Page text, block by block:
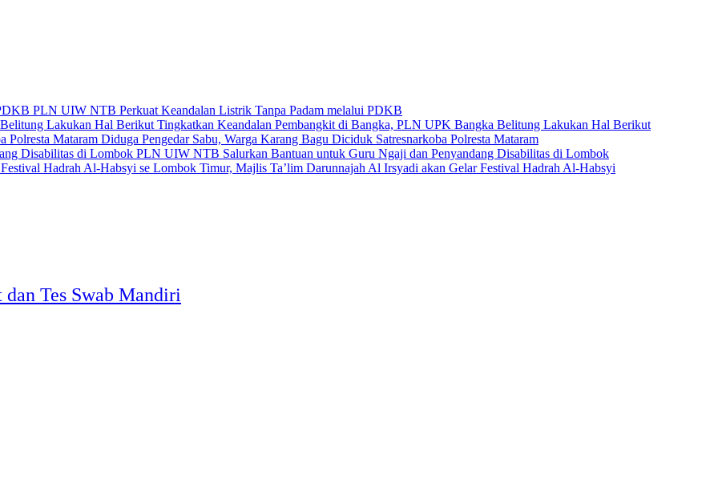
PLN UIW NTB Perkuat Keandalan Listrik Tanpa Padam melalui PDKB
Tingkatkan Keandalan Pembangkit di Bangka, PLN UPK Bangka Belitung Lakukan Hal Berikut
Diduga Pengedar Sabu, Warga Karang Bagu Diciduk Satresnarkoba Polresta Mataram
PLN UIW NTB Salurkan Bantuan untuk Guru Ngaji dan Penyandang Disabilitas di Lombok
se Lombok Timur, Majlis Ta’lim Darunnajah Al Irsyadi akan Gelar Festival Hadrah Al-Habsyi
Tes Swab Mandiri